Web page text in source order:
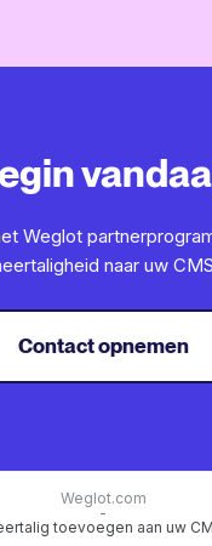
Weglot
naar uw
Contact opnemen
Weglot.com
-
toevoegen aan uw